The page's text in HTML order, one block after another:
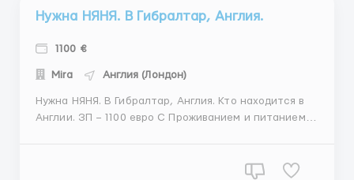
Нужна НЯНЯ. В Гибралтар, Англия.
1100 €
Mira Англия (Лондон)
Нужна НЯНЯ. В Гибралтар, Англия. Кто находится в
Англии. ЗП – 1100 евро С Проживанием и питанием,